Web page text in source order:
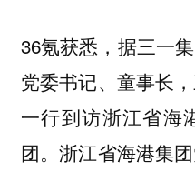
36氪获悉，据三一
党委书记、童事长
一行到访浙江省海
团。浙江省海港集